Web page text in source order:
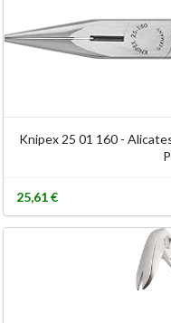
Knipex 25 01 160 -
25,61 €